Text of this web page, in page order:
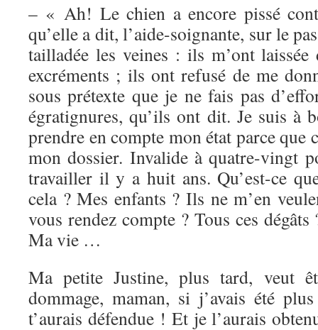
– « Ah! Le chien a encore pissé
qu’elle a dit, l’aide-soignante, sur le
tailladée les veines : ils m’ont laissée
excréments ; ils ont refusé de me
sous prétexte que je ne fais pas
égratignures, qu’ils ont dit. Je suis à
prendre en compte mon état parce que
mon dossier. Invalide à quatre-vingt
travailler il y a huit ans. Qu’est-ce
cela ? Mes enfants ? Ils ne m’en
vous rendez compte ? Tous ces
Ma vie …
Ma petite Justine, plus tard, veut
dommage, maman, si j’avais été
t’aurais défendue ! Et je l’aurais